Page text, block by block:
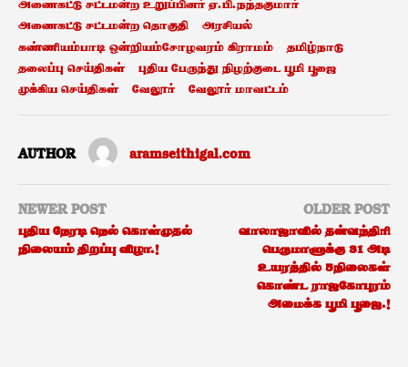
அணைகட்டு சட்டமன்ற உறுப்பினர் ஏ.பி.நந்தகுமார்
அணைகட்டு சட்டமன்ற தொகுதி
அரசியல்
கண்ணியம்பாடி ஒன்றியம்சோழவரம் கிராமம்
தமிழ்நாடு
தலைப்பு செய்திகள்
புதிய பேருந்து நிழற்குடை பூமி பூஜை
முக்கிய செய்திகள்
வேலூர் வேலூர் மாவட்டம்
AUTHOR aramseithigal.com
NEWER POST
புதிய நேரடி நெல் கொள்முதல்
நிலையம் திறப்பு விழா.!
OLDER POST
வாலாஜாவில் தன்வந்திரி
பெருமாளுக்கு 31 அடி
உயரத்தில் 5நிலைகள்
கொண்ட ராஜகோபுரம்
அமைக்க பூமி பூஜை.!